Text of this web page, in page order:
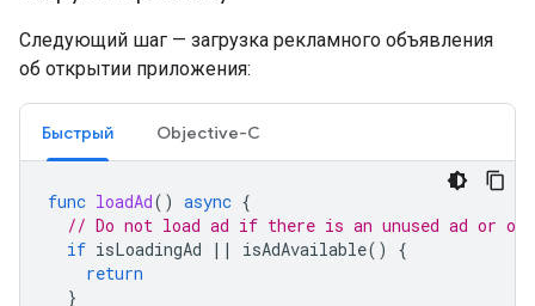
Следующий шаг — загрузка рекламного объявления
об открытии приложения:
Быстрый Objective-C
func loadAd() async {
// Do not load ad if there is an unused ad or
if isLoadingAd || isAdAvailable()
{
return
}